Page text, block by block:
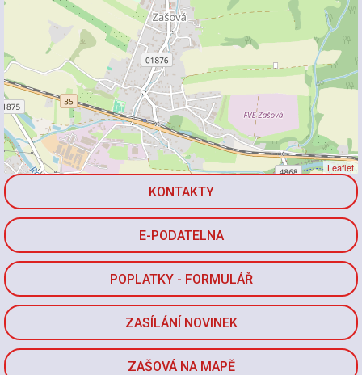
KONTAKTY
E-PODATELNA
POPLATKY - FORMULÁŘ
ZASÍLÁNÍ NOVINEK
ZAŠOVÁ NA MAPĚ
Leaflet